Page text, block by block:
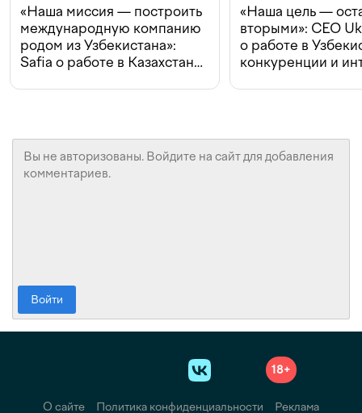
«Наша миссия — построить
международную компанию
родом из Узбекистана»:
Safia о работе в Казахстане,
«Наша цель —
вторыми»: CEO
о работе в
конкуренции и
Войти
18+
О сайте Политика конфиденциальности Реклама